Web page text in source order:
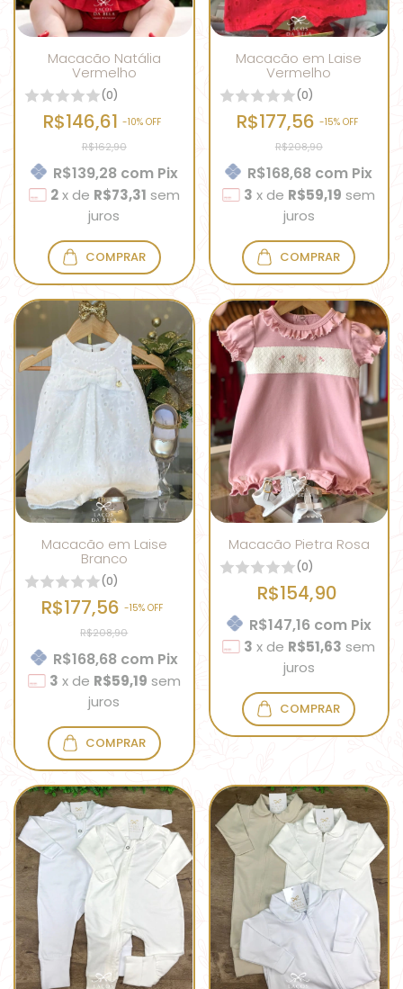
Macacão Natália
Vermelho
(0)
R$146,61-10% OFF
R$162,90
R$139,28 com Pix
2 x de R$73,31 sem
juros
COMPRAR
Macacão em Laise
Vermelho
(0)
R$177,56 -15% OFF
R$208,90
R$168,68 com Pix
3 x de R$59,19 sem
juros
COMPRAR
Macacão em Laise
Branco
(0)
R$177,56-15% OFF
R$208,90
R$168,68 com Pix
3 x de R$59,19 sem
juros
COMPRAR
Macacão Pietra Rosa
(0)
R$154,90
R$147,16 com Pix
3 x de R$51,63 sem
juros
COMPRAR